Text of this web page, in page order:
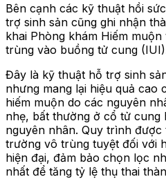
Bên cạnh các kỹ thuật hồi
trợ sinh sản cũng ghi nhận
khai Phòng khám Hiếm
trùng vào buồng tử cung
Đây là kỹ thuật hỗ trợ sinh
nhưng mang lại hiệu quả cao
hiếm muộn do các nguyên
nhẹ, bất thường ở cổ tử cung
nguyên nhân. Quy trình
trường vô trùng tuyệt đối với
hiện đại, đảm bảo chọn lọc
nhất để tăng tỷ lệ thụ thai